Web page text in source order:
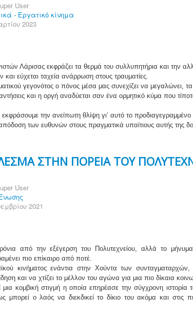
User
- Εργατικό κίνημα
2023
Λάρισας εκφράζει τα θερμά του συλλυπητήρια και την
και εύχεται ταχεία ανάρρωση στους τραυματίες.
γεγονότος ο πόνος μέσα μας συνεχίζει να μεγαλώνει,
και η οργή αναδύεται σαν ένα ορμητικό κύμα που
την ανείπωτη θλίψη γι’ αυτό το
των ευθυνών στους πραγματικά υπαίτιους αυτής της
ΣΤΗΝ ΠΟΡΕΙΑ ΤΟΥ
User
2021
από την εξέγερση του Πολυτεχνείου, αλλά το
πιο επίκαιρο από ποτέ.
κινήματος ενάντια στην Χούντα των συνταγματαρχών,
και να χτίζει το μέλλον του αγώνα για μια πιο δίκαια
μια κομβική στιγμή η οποία επηρέασε την σύγχρονη ιστορία
μπορεί ο λαός να διεκδικεί το δίκιο του ακόμα και στις